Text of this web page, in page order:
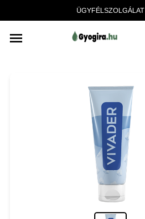
ÜGYFÉLSZOLGÁLAT